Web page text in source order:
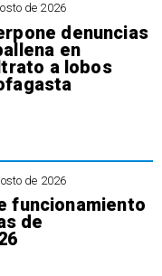
de 2026
denuncias
en
a lobos
de 2026
funcionamiento
de